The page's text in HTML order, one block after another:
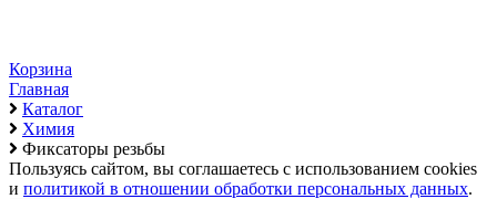
Корзина
Главная
Каталог
Химия
Фиксаторы резьбы
Пользуясь сайтом, вы соглашаетесь с использованием cookies
и политикой в отношении обработки персональных данных.